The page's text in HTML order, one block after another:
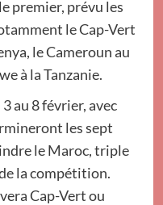
premier, prévu les
le Cap-Vert
le Cameroun au
à la Tanzanie.
au 8 février, avec
les sept
le Maroc, triple
la compétition.
Cap-Vert ou